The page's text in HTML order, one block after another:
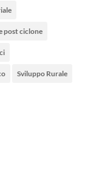
post ciclone
Sviluppo Rurale